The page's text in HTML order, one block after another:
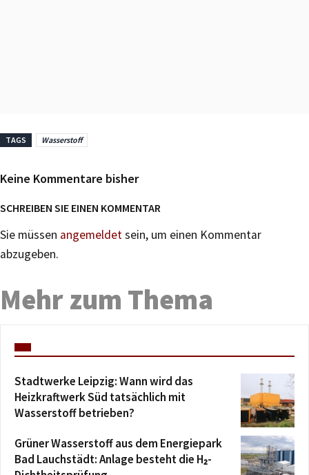
TAGS Wasserstoff
Keine Kommentare bisher
SCHREIBEN SIE EINEN KOMMENTAR
Sie müssen angemeldetsein, um einen Kommentar
abzugeben.
Mehr zum Thema
Stadtwerke Leipzig: Wann wird das
Heizkraftwerk Süd tatsächlich mit
Wasserstoff betrieben?
Grüner Wasserstoff aus dem Energiepark
Bad Lauchstädt: Anlage besteht die H₂-